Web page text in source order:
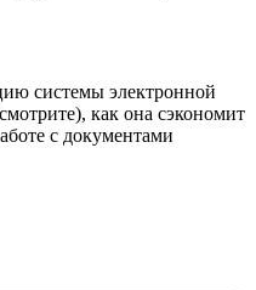
системы электронной
как она сэкономит
с документами